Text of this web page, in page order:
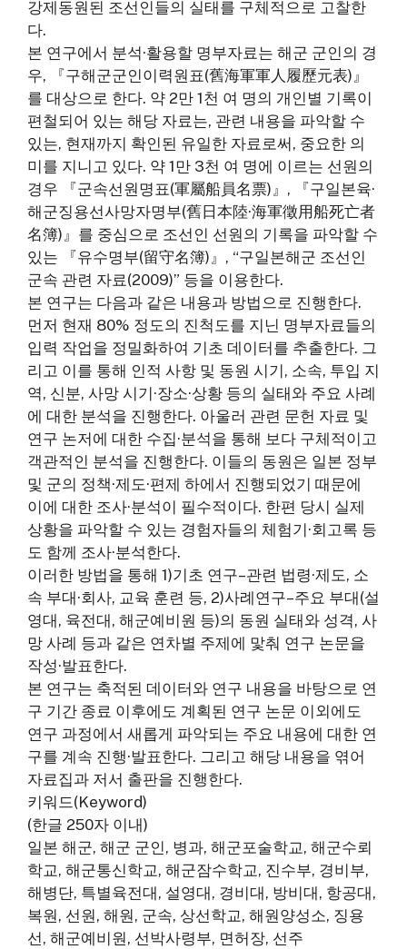
강제동원된 조선인들의 실태를 구체적으로 고찰한
다.
본 연구에서 분석·활용할 명부자료는 해군 군인의 경
우, 『구해군군인이력원표(舊海軍軍人履歷元表)』
를 대상으로 한다. 약 2만 1천 여 명의 개인별 기록이
편철되어 있는 해당 자료는, 관련 내용을 파악할 수
있는, 현재까지 확인된 유일한 자료로써, 중요한 의
미를 지니고 있다. 약 1만 3천 여 명에 이르는 선원의
경우 『군속선원명표(軍屬船員名票)』, 『구일본육·
해군징용선사망자명부(舊日本陸·海軍徵用船死亡者
名簿)』를 중심으로 조선인 선원의 기록을 파악할 수
있는 『유수명부(留守名簿)』, “구일본해군 조선인
군속 관련 자료(2009)” 등을 이용한다.
본 연구는 다음과 같은 내용과 방법으로 진행한다.
먼저 현재 80% 정도의 진척도를 지닌 명부자료들의
입력 작업을 정밀화하여 기초 데이터를 추출한다. 그
리고 이를 통해 인적 사항 및 동원 시기, 소속, 투입 지
역, 신분, 사망 시기·장소·상황 등의 실태와 주요 사례
에 대한 분석을 진행한다. 아울러 관련 문헌 자료 및
연구 논저에 대한 수집·분석을 통해 보다 구체적이고
객관적인 분석을 진행한다. 이들의 동원은 일본 정부
및 군의 정책·제도·편제 하에서 진행되었기 때문에
이에 대한 조사·분석이 필수적이다. 한편 당시 실제
상황을 파악할 수 있는 경험자들의 체험기·회고록 등
도 함께 조사·분석한다.
이러한 방법을 통해 1)기초 연구–관련 법령·제도, 소
속 부대·회사, 교육 훈련 등, 2)사례연구–주요 부대(설
영대, 육전대, 해군예비원 등)의 동원 실태와 성격, 사
망 사례 등과 같은 연차별 주제에 맟춰 연구 논문을
작성·발표한다.
본 연구는 축적된 데이터와 연구 내용을 바탕으로 연
구 기간 종료 이후에도 계획된 연구 논문 이외에도
연구 과정에서 새롭게 파악되는 주요 내용에 대한 연
구를 계속 진행·발표한다. 그리고 해당 내용을 엮어
자료집과 저서 출판을 진행한다.
키워드(Keyword)
(한글 250자 이내)
일본 해군, 해군 군인, 병과, 해군포술학교, 해군수뢰
학교, 해군통신학교, 해군잠수학교, 진수부, 경비부,
해병단, 특별육전대, 설영대, 경비대, 방비대, 항공대,
복원, 선원, 해원, 군속, 상선학교, 해원양성소, 징용
선, 해군예비원, 선박사령부, 면허장, 선주